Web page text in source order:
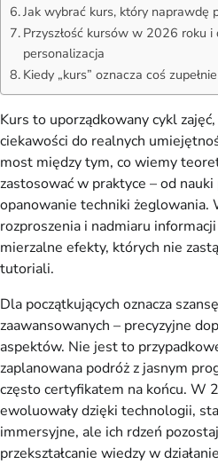
Jak wybrać kurs, który naprawdę
Przyszłość kursów w 2026 roku i
personalizacja
Kiedy „kurs” oznacza coś
Kurs to uporządkowany cykl
ciekawości do realnych
most między tym, co wiemy
zastosować w praktyce – od
opanowanie techniki żeglowania.
rozproszenia i nadmiaru
mierzalne efekty, których nie
tutoriali.
Dla początkujących oznacza
zaawansowanych – precyzyjne
aspektów. Nie jest to
zaplanowana podróż z jasnym
często certyfikatem na końcu. W
ewoluowały dzięki technologii,
immersyjne, ale ich rdzeń
przekształcanie wiedzy w